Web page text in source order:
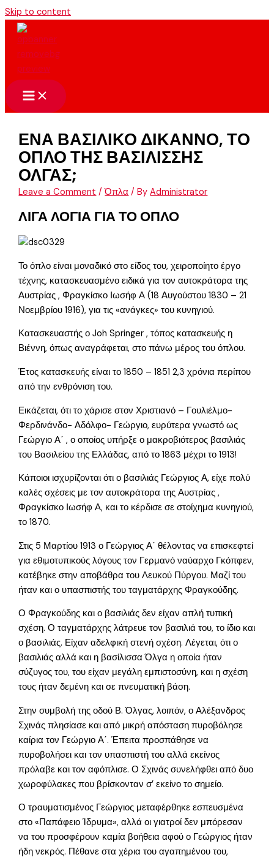
Skip to content
ΕΝΑ ΒΑΣΙΛΙΚΟ ΔΙΚΑΝΝΟ, ΤΟ
ΟΠΛΟ ΤΗΣ ΒΑΣΙΛΙΣΣΗΣ
ΟΛΓΑΣ;
Leave a Comment /Όπλα / ByAdministrator
ΛΙΓΑ ΛΟΓΙΑ ΓΙΑ ΤΟ ΟΠΛΟ
Το όπλο είναι μοναδικό στο είδος του, χειροποίητο έργο
τέχνης, κατασκευασμένο ειδικά για τον αυτοκράτορα της
Αυστρίας , Φραγκίσκο Ιωσήφ Α (18 Αυγούστου 1830 – 21
Νοεμβρίου 1916), για τις «ανάγκες» του κυνηγιού.
Κατασκευαστής ο Joh Springer , τόπος κατασκευής η
Βιέννη, όπως αναγράφεται, στο πάνω μέρος του όπλου.
Έτος κατασκευής είναι το 1850 – 1851 2,3 χρόνια περίπου
από την ενθρόνιση του.
Εικάζεται, ότι το χάρισε στον Χριστιανό – Γουλιέλμο-
Φερδινάνδο- Αδόλφο- Γεώργιο, ευρύτερα γνωστό ως
Γεώργιο Α΄ , ο οποίος υπήρξε ο μακροβιότερος βασιλιάς
του Βασιλείου της Ελλάδας, από το 1863 μέχρι το 1913!
Κάποιοι ισχυρίζονται ότι ο βασιλιάς Γεώργιος Α, είχε πολύ
καλές σχέσεις με τον αυτοκράτορα της Αυστρίας ,
Φραγκίσκο Ιωσήφ Α, και το κέρδισε σε στοίχημα κυνηγιού,
το 1870.
Στις 5 Μαρτίου 1913 ο Γεώργιος Α΄ θέλοντας να επισκεφτεί
για εθιμοτυπικούς λόγους τον Γερμανό ναύαρχο Γκόπφεν,
κατέβηκε στην αποβάθρα του Λευκού Πύργου. Μαζί του
ήταν και ο υπασπιστής του ταγματάρχης Φραγκούδης.
Ο Φραγκούδης και ο βασιλιάς δεν είχαν απλή τυπική
σχέση. Ο ταγματάρχης λάτρευε τον βασιλιά του, το ίδιο και
ο βασιλιάς. Είχαν αδελφική στενή σχέση. Λέγεται, ότι ο
βασιλιάς αλλά και η βασίλισσα Όλγα η οποία ήταν
σύζυγος του, του είχαν μεγάλη εμπιστοσύνη, και η σχέση
τους ήταν δεμένη και σε πνευματική βάση.
Στην συμβολή της οδού Β. Όλγας, λοιπόν, ο Αλέξανδρος
Σχινάς πλησίασε και από μικρή απόσταση πυροβόλησε
καίρια τον Γεώργιο Α΄. Έπειτα προσπάθησε να
πυροβολήσει και τον υπασπιστή του αλλά εκείνος
πρόλαβε και τον αφόπλισε. Ο Σχινάς συνελήφθει από δυο
χωροφύλακες που βρίσκονταν σ’ εκείνο το σημείο.
Ο τραυματισμένος Γεώργιος μεταφέρθηκε εσπευσμένα
στο «Παπάφειο Ίδρυμα», αλλά οι γιατροί δεν μπόρεσαν
να του προσφέρουν καμία βοήθεια αφού ο Γεώργιος ήταν
ήδη νεκρός. Πέθανε στα χέρια του αγαπημένου του,